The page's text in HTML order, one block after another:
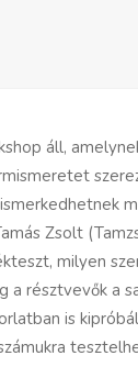
áll,
Zsolt
milyen
résztvevők a
is